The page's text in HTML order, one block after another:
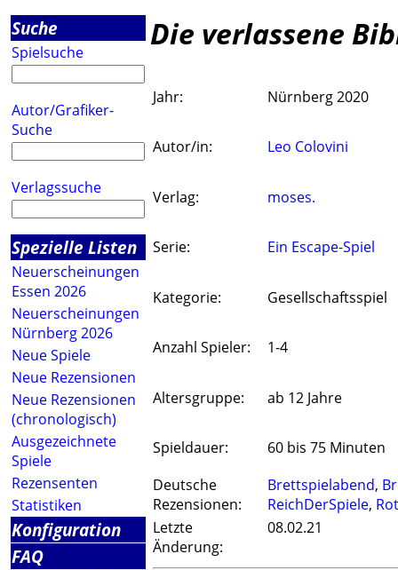
Suche
Spielsuche
Autor/Grafiker-
Suche
Verlagssuche
Spezielle Listen
Neuerscheinungen
Essen 2026
Neuerscheinungen
Nürnberg 2026
Neue Spiele
Neue Rezensionen
Neue Rezensionen
(chronologisch)
Ausgezeichnete
Spiele
Rezensenten
Statistiken
Konfiguration
FAQ
Die verlassene
Jahr: Nürnberg 2020
Autor/in: Leo Colovini
Verlag: moses.
Serie: Ein Escape-Spiel
Kategorie: Gesellschaftsspiel
Anzahl Spieler: 1-4
Altersgruppe: ab 12 Jahre
Spieldauer:
60 bis 75 Minuten
Deutsche
Rezensionen:
Brettspielabend,
ReichDerSpiele,
Letzte
Änderung:
08.02.21